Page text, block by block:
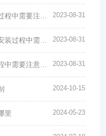
2023-08-31
2023-08-31
商业生活管道防冻电伴热带在安装过程中需要注意哪些问题
2023-08-31
高温自限温电伴热带在安装过程中需要注意哪些问题
2024-10-15
2024-05-23
里